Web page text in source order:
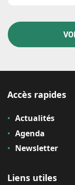
Accès rapides
Actualités
Agenda
Newsletter
Liens utiles